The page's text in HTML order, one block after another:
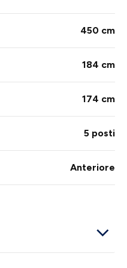
450 cm
184 cm
174 cm
5 posti
Anteriore